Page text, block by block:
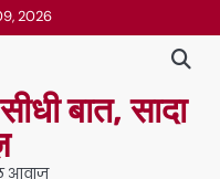
2026
बात, सादा
आवाज़